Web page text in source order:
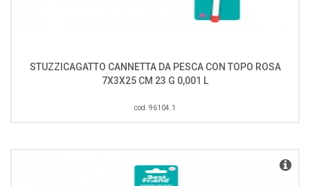
STUZZICAGATTO CANNETTA DA PESCA CON TOPO ROSA
7X3X25 CM 23 G 0,001 L
cod. 96104.1